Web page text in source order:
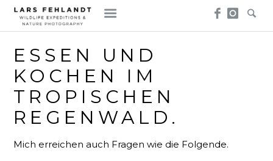
Skip
content
Skip
to
content
ESSEN UND
KOCHEN IM
TROPISCHEN
REGENWALD.
Mich erreichen auch Fragen wie die Folgende.